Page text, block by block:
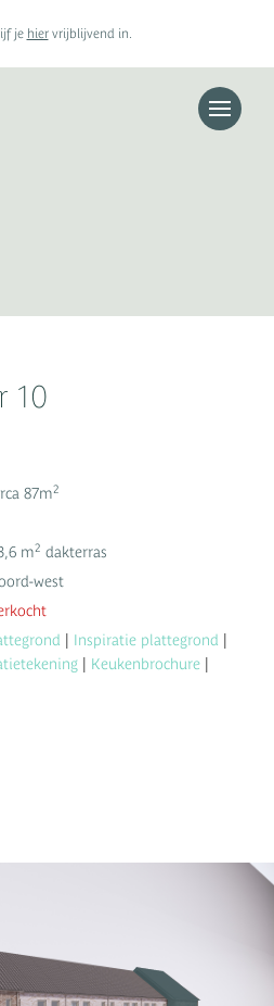
je hiervrijblijvend in.
Toggle
10
87m2
m2 dakterras
west
Inspiratie plattegrond
Keukenbrochure